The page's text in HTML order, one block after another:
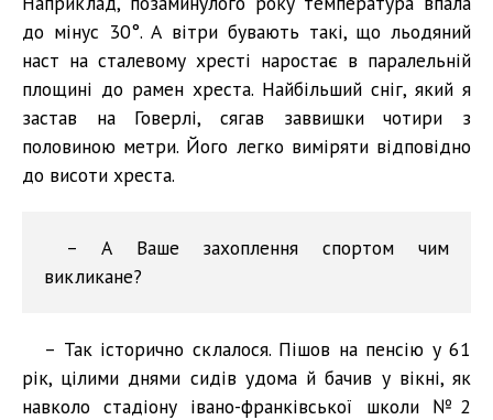
до мінус 30°. А вітри бувають такі, що льодяний
наст на сталевому хресті наростає в паралельній
площині до рамен хреста. Найбільший сніг, який я
застав на Говерлі, сягав заввишки чотири з
половиною метри. Його легко виміряти відповідно
до висоти хреста.
– А Ваше захоплення спортом чим
викликане?
– Так історично склалося. Пішов на пенсію у 61
рік, цілими днями сидів удома й бачив у вікні, як
навколо стадіону івано-франківської школи №2